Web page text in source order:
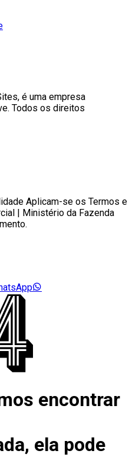
é uma empresa
Todos os direitos
Aplicam-se os Termos e
| Ministério da Fazenda
encontrar
ela pode